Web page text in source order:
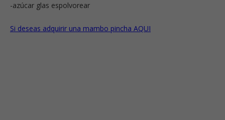
-azúcar glas espolvorear
Si deseas adquirir una mambo pincha AQUI